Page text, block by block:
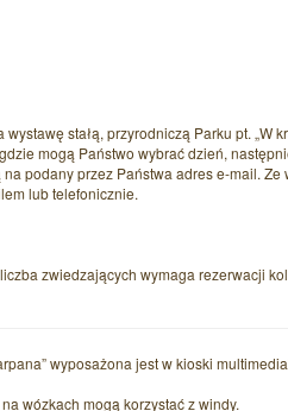
stałą, przyrodniczą Parku pt. „W
mogą Państwo wybrać dzień,
podany przez Państwa adres e-mail. Ze
lub telefonicznie.
zwiedzających wymaga rezerwacji
wyposażona jest w kioski
wózkach mogą korzystać z windy.